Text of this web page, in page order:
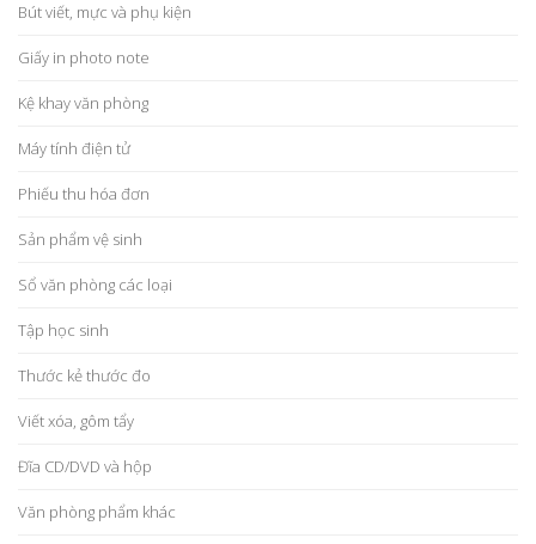
Bút viết, mực và phụ kiện
Giấy in photo note
Kệ khay văn phòng
Máy tính điện tử
Phiếu thu hóa đơn
Sản phẩm vệ sinh
Sổ văn phòng các loại
Tập học sinh
Thước kẻ thước đo
Viết xóa, gôm tẩy
Đĩa CD/DVD và hộp
Văn phòng phẩm khác